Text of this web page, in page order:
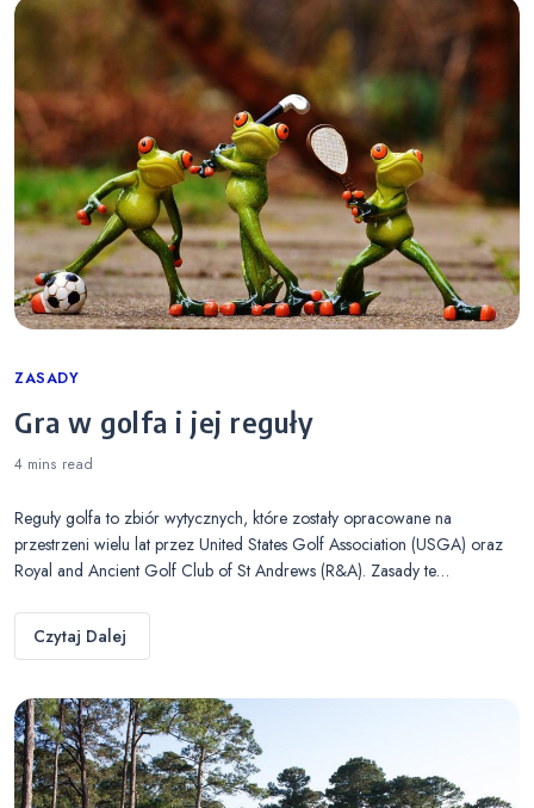
Categories
ZASADY
Gra w golfa i jej reguły
4 mins read
Reguły golfa to zbiór wytycznych, które zostały opracowane na
przestrzeni wielu lat przez United States Golf Association (USGA) oraz
Royal and Ancient Golf Club of St Andrews (R&A). Zasady te…
Czytaj Dalej